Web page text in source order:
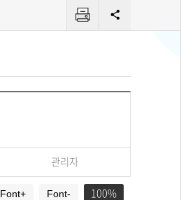
너
프
린
공
유
관리자
100
Font+ Font-